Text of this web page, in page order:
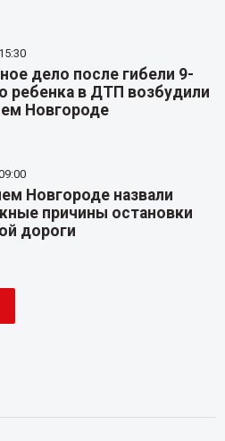
дело после гибели 9-
ребенка в ДТП возбудили
Новгороде
Новгороде назвали
причины остановки
дороги